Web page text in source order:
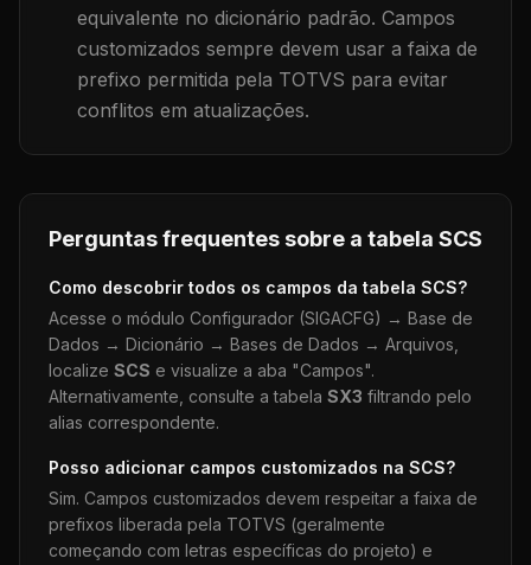
equivalente no dicionário padrão. Campos
customizados sempre devem usar a faixa de
prefixo permitida pela TOTVS para evitar
conflitos em atualizações.
Perguntas frequentes sobre a tabela SCS
Como descobrir todos os campos da tabela SCS?
Acesse o módulo Configurador (SIGACFG) → Base de
Dados → Dicionário → Bases de Dados → Arquivos,
localize SCS e visualize a aba "Campos".
Alternativamente, consulte a tabela SX3 filtrando pelo
alias correspondente.
Posso adicionar campos customizados na SCS?
Sim. Campos customizados devem respeitar a faixa de
prefixos liberada pela TOTVS (geralmente
começando com letras específicas do projeto) e